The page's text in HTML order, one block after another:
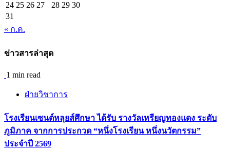
24 25 26 27 28 29 30
31
« ก.ค.
ข่าวสารล่าสุด
1 min read
ฝ่ายวิชาการ
โรงเรียนเซนต์หลุยส์ศึกษา ได้รับ รางวัลเหรียญทองแดง ระดับ
ภูมิภาค จากการประกวด “หนึ่งโรงเรียน หนึ่งนวัตกรรม”
ประจำปี 2569